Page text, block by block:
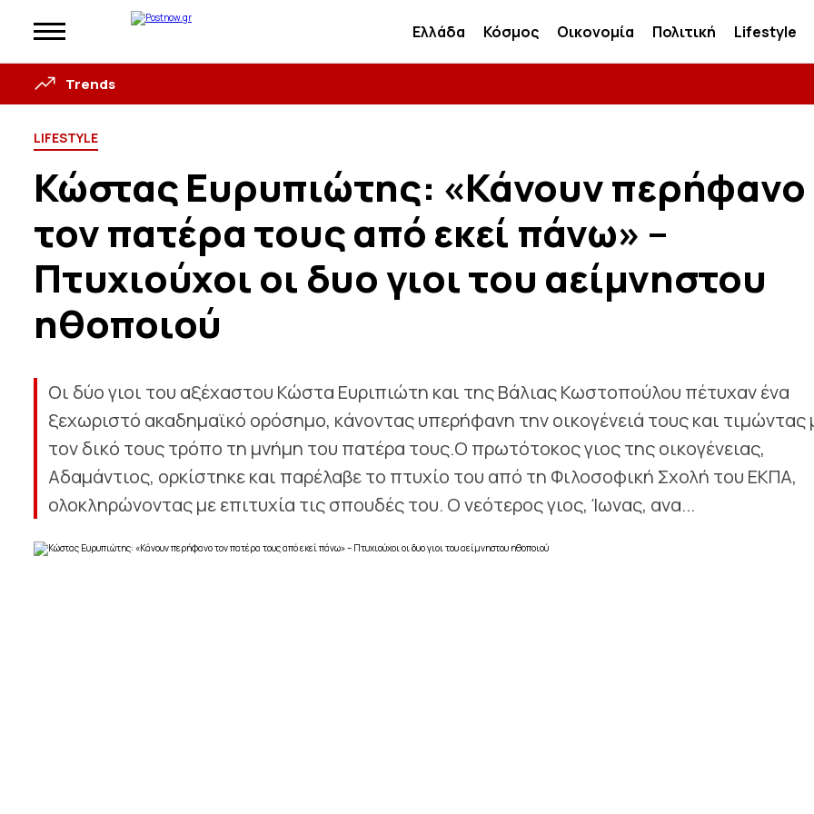
Ελλάδα Κόσμος Οικονομία Πολιτική Lifestyle
Trends
LIFESTYLE
Κώστας Ευρυπιώτης: «Κάνουν περήφανο
τον πατέρα τους από εκεί πάνω» –
Πτυχιούχοι οι δυο γιοι του αείμνηστου
ηθοποιού
Οι δύο γιοι του αξέχαστου Κώστα Ευριπιώτη και της Βάλιας Κωστοπούλου πέτυχαν ένα
ξεχωριστό ακαδημαϊκό ορόσημο, κάνοντας υπερήφανη την οικογένειά τους και τιμώντας
τον δικό τους τρόπο τη μνήμη του πατέρα τους.Ο πρωτότοκος γιος της οικογένειας,
Αδαμάντιος, ορκίστηκε και παρέλαβε το πτυχίο του από τη Φιλοσοφική Σχολή του ΕΚΠΑ,
ολοκληρώνοντας με επιτυχία τις σπουδές του. Ο νεότερος γιος, Ίωνας, ανα...